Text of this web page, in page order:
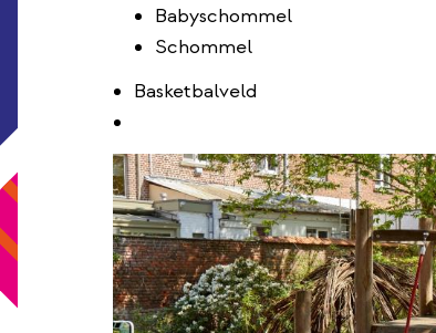
Babyschommel
Schommel
Basketbalveld